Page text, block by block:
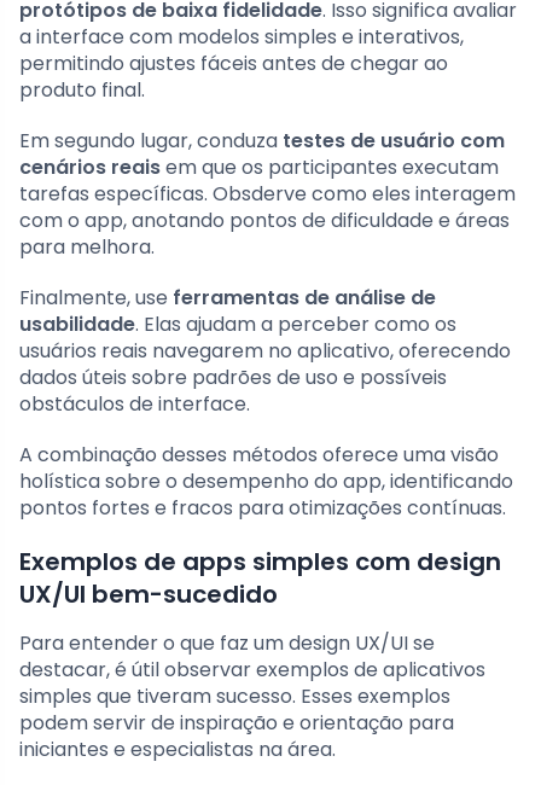
protótipos de baixa fidelidade. Isso significa avaliar
a interface com modelos simples e interativos,
permitindo ajustes fáceis antes de chegar ao
produto final.
Em segundo lugar, conduza testes de usuário com
cenários reaisem que os participantes executam
tarefas específicas. Obsderve como eles interagem
com o app, anotando pontos de dificuldade e áreas
para melhora.
Finalmente, use ferramentas de análise de
usabilidade. Elas ajudam a perceber como os
usuários reais navegarem no aplicativo, oferecendo
dados úteis sobre padrões de uso e possíveis
obstáculos de interface.
A combinação desses métodos oferece uma visão
holística sobre o desempenho do app, identificando
pontos fortes e fracos para otimizações contínuas.
Exemplos de apps simples com design
UX/UI bem-sucedido
Para entender o que faz um design UX/UI se
destacar, é útil observar exemplos de aplicativos
simples que tiveram sucesso. Esses exemplos
podem servir de inspiração e orientação para
iniciantes e especialistas na área.